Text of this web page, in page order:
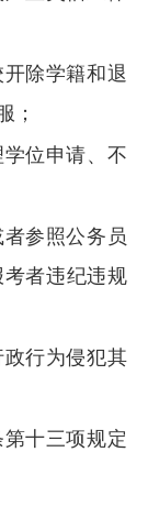
开除学籍和退
；
学位申请、不
者参照公务员
者违纪违规
政行为侵犯其
十三项规定